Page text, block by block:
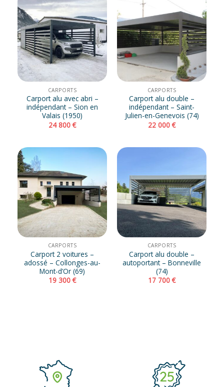
CARPORTS
Carport alu avec abri –
indépendant – Sion en
Valais (1950)
24 800€
CARPORTS
Carport alu double –
indépendant – Saint-
Julien-en-Genevois (74)
22 000€
CARPORTS
Carport 2 voitures –
adossé – Collonges-au-
Mont-d’Or (69)
19 300€
CARPORTS
Carport alu double –
autoportant – Bonneville
(74)
17 700€